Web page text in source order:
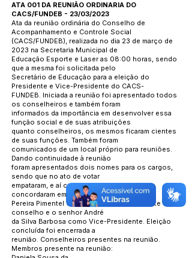
ATA 001 DA REUNIÃO ORDINARIA DO
CACS/FUNDEB - 23/03/2023
Ata da reunião ordinária do Conselho de
Acompanhamento e Controle Social
(CACS/FUNDEB), realizada no dia 23 de março de
2023 na Secretaria Municipal de
Educação Esporte e Laser as 08:00 horas, sendo
que a mesma foi solicitada pelo
Secretário de Educação para a eleição do
Presidente e Vice-Presidente do CACS-
FUNDEB. Iniciada a reunião foi apresentado todos
os conselheiros e também foram
informados da importância em desenvolver essa
função social e de suas atribuições
quanto conselheiros, os mesmos ficaram cientes
de suas funções. Também foram
comunicados de um local próprio para reuniões.
Dando continuidade à reunião
foram apresentados dois nomes para os cargos,
sendo que no ato de votar
empataram, e aí coube aos dois opinarem,
concordaram em ficar a senhora Marli
Pereira Pimentel Comunello como Presidente do
conselho e o senhor André
da Silva Barbosa como Vice-Presidente. Eleição
concluída foi encerrada a
reunião. Conselheiros presentes na reunião.
Membros presente na reunião: